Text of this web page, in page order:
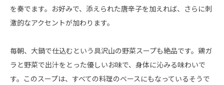
を奏でます。お好みで、添えられた唐辛子を加えれば、さらに刺
激的なアクセントが加わります。
毎朝、大鍋で仕込むという具沢山の野菜スープも絶品です。鶏ガ
ラと野菜で出汁をとった優しいお味で、身体に沁みる味わいで
す。このスープは、すべての料理のベースにもなっているそうで